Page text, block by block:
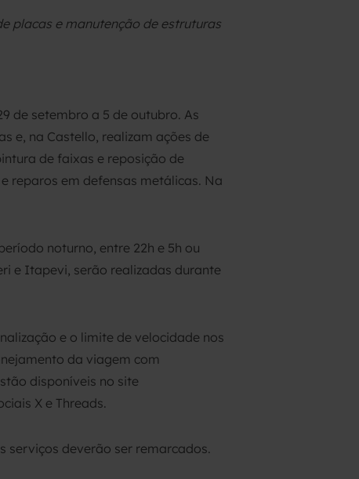
placas e manutenção de estruturas
de setembro a 5 de outubro. As
e, na Castello, realizam ações de
de faixas e reposição de
reparos em defensas metálicas. Na
noturno, entre 22h e 5h ou
e Itapevi, serão realizadas durante
e o limite de velocidade nos
da viagem com
disponíveis no site
X e Threads.
serviços deverão ser remarcados.